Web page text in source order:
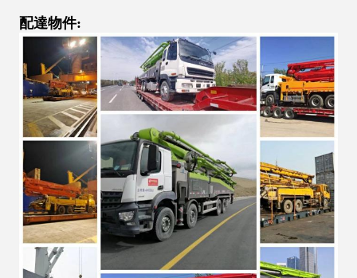
配達物件: